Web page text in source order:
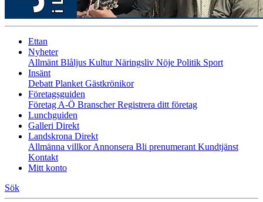
Ettan
Nyheter
Allmänt Blåljus KulturNäringsliv Nöje Politik Sport
Insänt
Debatt Planket Gästkrönikor
Företagsguiden
Företag A-Ö BranscherRegistrera ditt företag
Lunchguiden
Galleri Direkt
Landskrona Direkt
Allmänna villkorAnnonsera Bli prenumerant Kundtjänst
Kontakt
Mitt konto
Sök